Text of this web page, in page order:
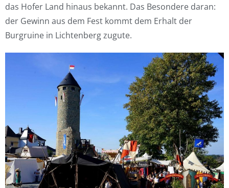
das Hofer Land hinaus bekannt. Das Besondere daran:
der Gewinn aus dem Fest kommt dem Erhalt der
Burgruine in Lichtenberg zugute.